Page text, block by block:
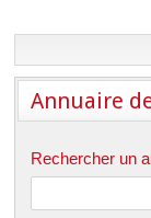
Annuaire
Rechercher un